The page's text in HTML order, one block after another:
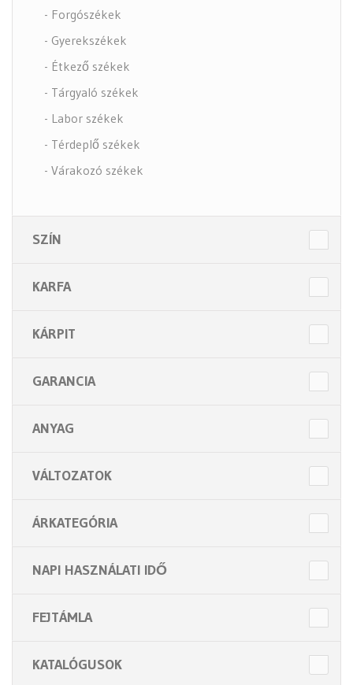
- Forgószékek
- Gyerekszékek
- Étkező székek
- Tárgyaló székek
- Labor székek
- Térdeplő székek
- Várakozó székek
- Nagy teherbírású székek
Higiénia (14 alkategória)
SZÍN
KARFA
KÁRPIT
GARANCIA
ANYAG
VÁLTOZATOK
ÁRKATEGÓRIA
NAPI HASZNÁLATI IDŐ
FEJTÁMLA
KATALÓGUSOK